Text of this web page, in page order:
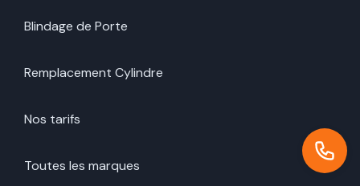
Blindage de Porte
Remplacement Cylindre
Nos tarifs
Toutes les marques